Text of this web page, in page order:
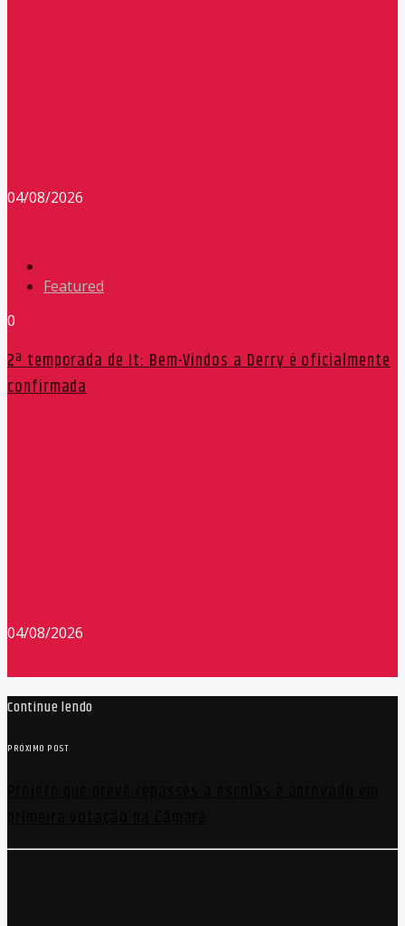
04/08/2026
Featured
0
2ª temporada de It: Bem-Vindos a Derry é oficialmente
confirmada
04/08/2026
Continue lendo
PRÓXIMO POST